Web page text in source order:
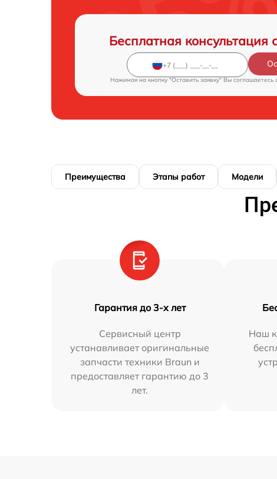
Бесплатная консультация
Нажимая на кнопку "Оставить заявку" Вы соглашаетесь
Преимущества Этапы работ Модели
Гарантия до 3-х лет
Сервисный центр
устанавливает оригинальные
запчасти техники Braun и
предоставляет гарантию до 3
лет.
Наш